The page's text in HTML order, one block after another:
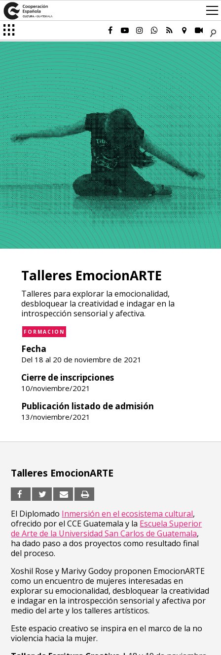
Talleres EmocionARTE
Talleres para explorar la emocionalidad,
desbloquear la creatividad e indagar en la
introspección sensorial y afectiva.
FORMACION
Fecha
Del 18 al 20 de noviembre de 2021
Cierre de inscripciones
10/noviembre/2021
Publicación listado de admisión
13/noviembre/2021
Talleres EmocionARTE
El Diplomado Inmersión en el ecosistema cultural,
ofrecido por el CCE Guatemala y la Escuela Superior
de Arte de la Universidad San Carlos de Guatemala,
ha dado paso a dos proyectos como resultado final
del proceso.
Xoshil Rose y Marivy Godoy proponen EmocionARTE
como un encuentro de mujeres interesadas en
explorar su emocionalidad, desbloquear la creatividad
e indagar en la introspección sensorial y afectiva por
medio del arte y los talleres artísticos.
Este espacio creativo se inspira en el marco de la no
violencia hacia la mujer.